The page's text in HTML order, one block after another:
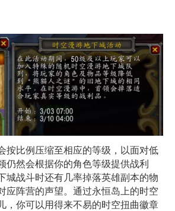
按比例压缩至相应的等级，以面对低
仍然会根据你的角色等级提供战利
城战斗时还有几率掉落英雄副本的物
应阵营的声望。通过永恒岛上的时空
，你可以用得来不易的时空扭曲徽章